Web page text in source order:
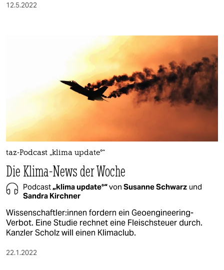
12.5.2022
taz-Podcast „klima update°“
Die Klima-News der Woche
Podcast„klima update°“von Susanne Schwarz und
Sandra Kirchner
Wis­sen­schaft­le­r:in­nen fordern ein Geoengineering-
Verbot. Eine Studie rechnet eine Fleischsteuer durch.
Kanzler Scholz will einen Klimaclub.
22.1.2022